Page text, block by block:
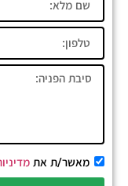
מאשר/ת את